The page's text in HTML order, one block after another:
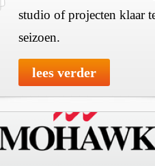
studio of projecten klaar
seizoen.
lees verder